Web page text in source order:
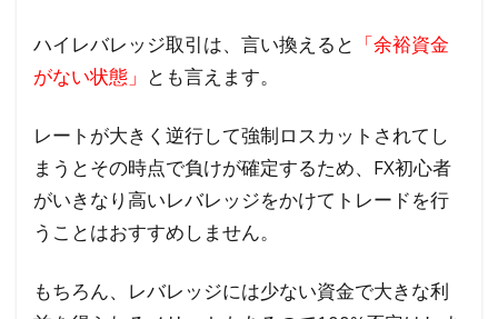
ハイレバレッジ取引は、言い換えると 「余裕資金
がない状態」 とも言えます。
レートが大きく逆行して強制ロスカットされてし
まうとその時点で負けが確定するため、FX初心者
がいきなり高いレバレッジをかけてトレードを行
うことはおすすめしません。
もちろん、レバレッジには少ない資金で大きな利